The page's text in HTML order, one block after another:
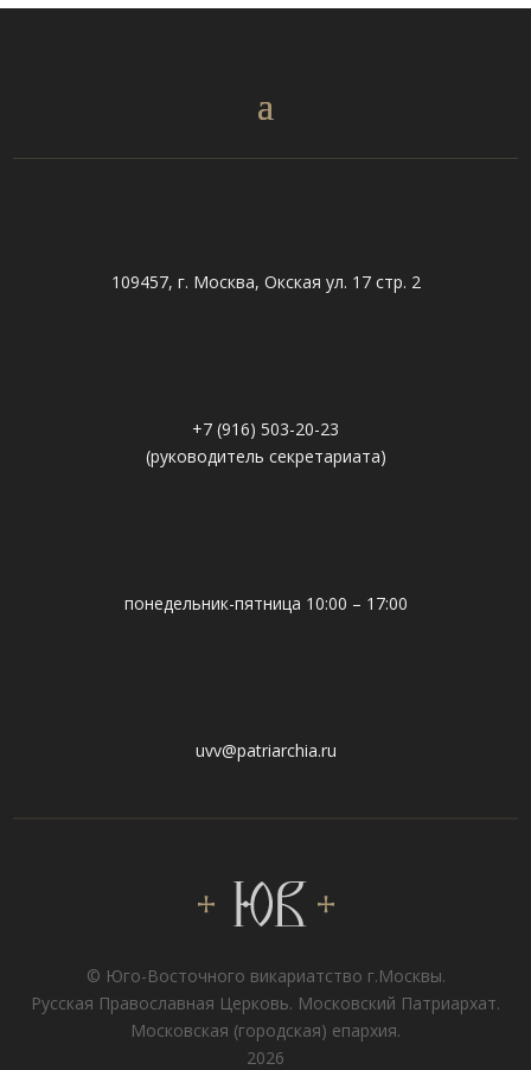
109457, г. Москва, Окская ул. 17 стр. 2
+7 (916) 503-20-23
(руководитель секретариата)
понедельник-пятница 10:00 – 17:00
uvv@patriarchia.ru
© Юго-Восточного викариатствo г.Москвы.
Русская Православная Церковь. Московский Патриархат.
Московская (городская) епархия.
2026